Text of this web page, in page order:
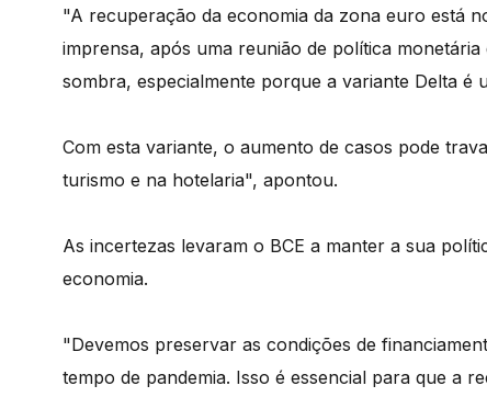
"A recuperação da economia da zona euro está
imprensa, após uma reunião de política
sombra, especialmente porque a variante Delta
Com esta variante, o aumento de casos pode
turismo e na hotelaria", apontou.
As incertezas levaram o BCE a manter a sua
economia.
"Devemos preservar as condições de
tempo de pandemia. Isso é essencial para que a